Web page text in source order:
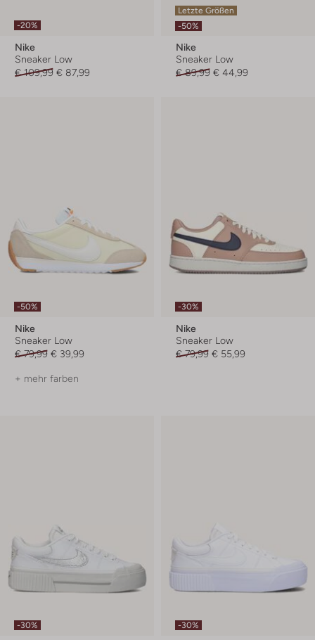
-20%
Nike
Sneaker Low
€ 109,99 € 87,99
Letzte Größen
-50%
Nike
Sneaker Low
€ 89,99 € 44,99
-50%
Nike
Sneaker Low
€ 79,99 € 39,99
+ mehr farben
-30%
Nike
Sneaker Low
€ 79,99 € 55,99
-30% -30%